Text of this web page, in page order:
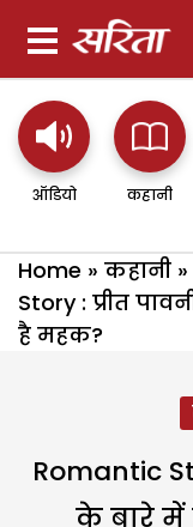
ऑडियो कहानी
Home » कहानी »
Story : प्रीत
है महक?
Romantic
के बारे में